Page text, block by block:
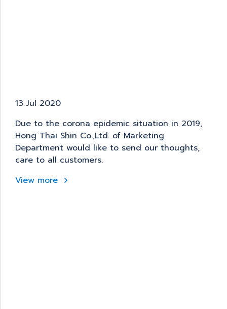
13 Jul 2020
Due to the corona epidemic situation in 2019,
Hong Thai Shin Co.,Ltd. of Marketing
Department would like to send our thoughts,
care to all customers.
View more